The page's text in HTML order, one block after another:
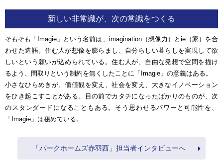
新しい非常識が、次の常識をつくる
そもそも「Imagie」という名前は、imagination（想像力）とie（家）を合
わせた造語。住む人が想像を膨らまし、自分らしい暮らしを実現して欲
しいという願いが込められている。住む人が、自由な発想で空間を描け
るよう、間取りという制約を無くしたことに「Imagie」の意義はある。
小さなひらめきが、価値観を変え、社会を変え、大きなイノベーション
をひき起こすことがある。目の前でカタチになったばかりのものが、次
のスタンダードになることもある。そう思わせるパワーと可能性を、
「Imagie」は秘めている。
「パークホームズ赤羽西」担当者インタビューへ